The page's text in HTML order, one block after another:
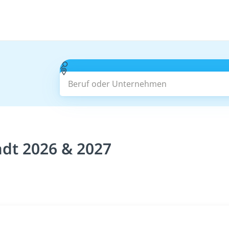
Beruf oder Unternehmen
2026 & 2027